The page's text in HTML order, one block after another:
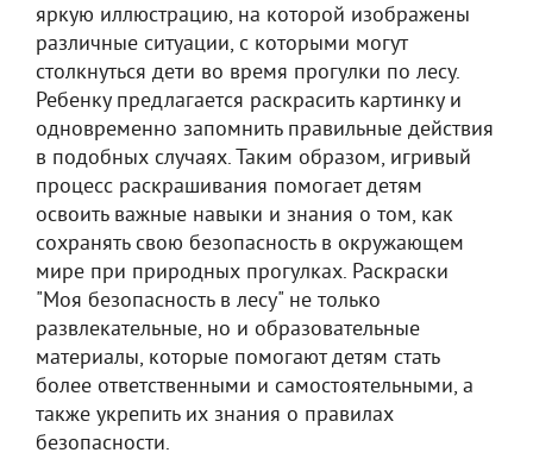
яркую иллюстрацию, на которой изображены
различные ситуации, с которыми могут
столкнуться дети во время прогулки по лесу.
Ребенку предлагается раскрасить картинку и
одновременно запомнить правильные действия
в подобных случаях. Таким образом, игривый
процесс раскрашивания помогает детям
освоить важные навыки и знания о том, как
сохранять свою безопасность в окружающем
мире при природных прогулках. Раскраски
"Моя безопасность в лесу" не только
развлекательные, но и образовательные
материалы, которые помогают детям стать
более ответственными и самостоятельными, а
также укрепить их знания о правилах
безопасности.